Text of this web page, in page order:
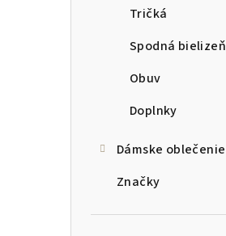
Tričká
Spodná bielizeň
Obuv
Doplnky
Dámske oblečenie
Značky